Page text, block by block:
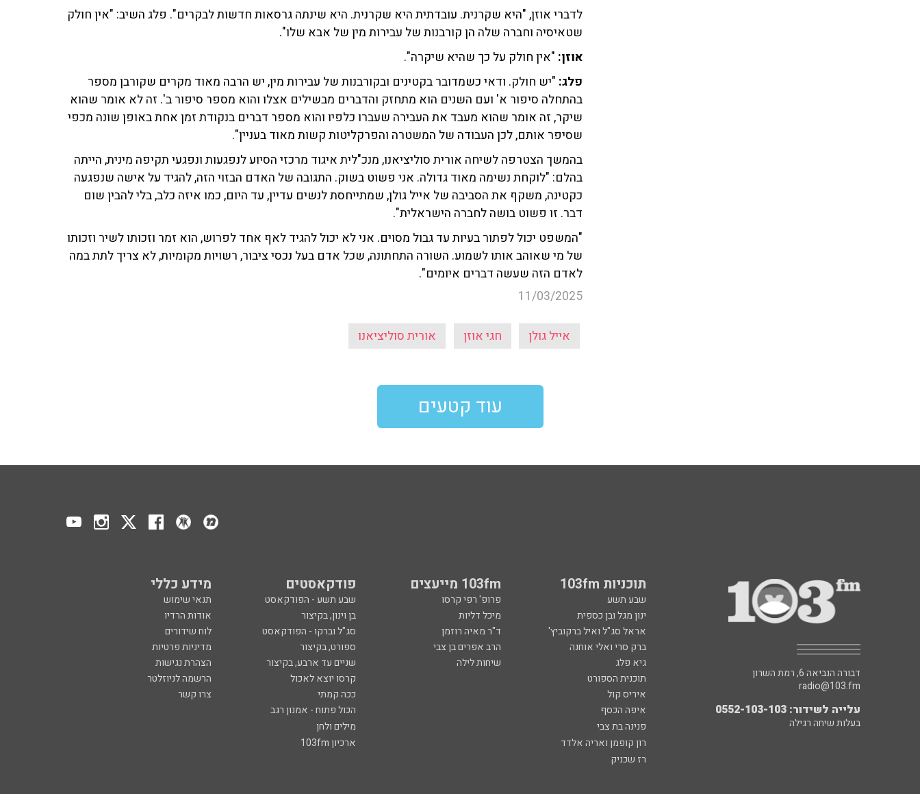
לדברי אוזן, "היא שקרנית. עובדתית היא שקרנית. היא שינתה גרסאות חדשות לבקרים". פלג השיב: "אין חולק
שטאיסיה וחברה שלה הן קורבנות של עבירות מין של אבא שלו".
אוזן: "אין חולק על כך שהיא שיקרה".
פלג: "יש חולק. ודאי כשמדובר בקטינים ובקורבנות של עבירות מין, יש הרבה מאוד מקרים שקורבן מספר
בהתחלה סיפור א' ועם השנים הוא מתחזק והדברים מבשילים אצלו והוא מספר סיפור ב'. זה לא אומר שהוא
שיקר, זה אומר שהוא מעבד את העבירה שעברו כלפיו והוא מספר דברים בנקודת זמן אחת באופן שונה מכפי
שסיפר אותם, לכן העבודה של המשטרה והפרקליטות קשות מאוד בעניין".
בהמשך הצטרפה לשיחה אורית סוליציאנו, מנכ"לית איגוד מרכזי הסיוע לנפגעות ונפגעי תקיפה מינית, הייתה
בהלם: "לוקחת נשימה מאוד גדולה. אני פשוט בשוק. התגובה של האדם הבזוי הזה, להגיד על אישה שנפגעה
כקטינה, משקף את הסביבה של אייל גולן, שמתייחסת לנשים עדיין, עד היום, כמו איזה כלב, בלי להבין שום
דבר. זו פשוט בושה לחברה הישראלית".
"המשפט יכול לפתור בעיות עד גבול מסוים. אני לא יכול להגיד לאף אחד לפרוש, הוא זמר וזכותו לשיר וזכותו
של מי שאוהב אותו לשמוע. השורה התחתונה, שכל אדם בעל נכסי ציבור, רשויות מקומיות, לא צריך לתת במה
לאדם הזה שעשה דברים איומים".
11/03/2025
אייל גולן חגי אוזן אורית סוליציאנו
עוד קטעים
תוכניות 103fm 103fm מייעצים פודקאסטים מידע כללי
שבע תשע פרופ' רפי קרסו שבע תשע - הפודקאסט
תנאי שימוש
ינון מגל ובן כספית
מיכל דליות בן וינון, בקיצור
אודות הרדיו
אראל סג"ל ואיל ברקוביץ'
ד"ר מאיה רוזמן סג"ל וברקו - הפודקאסט
לוח שידורים
ברק סרי ואלי אוחנה
הרב אפרים בן צבי ספורט, בקיצור
מדיניות פרטיות
גיא פלג
שיחות לילה שניים עד ארבע, בקיצור
הצהרת נגישות
תוכנית הספורט
קרסו יוצא לאכול
הרשמה לניוזלטר
איריס קול
ככה קמתי
צרו קשר
איפה הכסף
הכול פתוח - אמנון רגב
פנינה בת צבי
מילים ולחן
רון קופמן ואריה אלדד
ארכיון 103fm
רז שכניק
דבורה הנביאה 6, רמת השרון
radio@103.fm
עלייה לשידור: 0552-103-103
בעלות שיחה רגילה